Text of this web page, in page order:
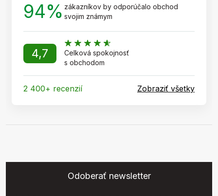
94% zákazníkov by odporúčalo obchod
svojim známym
4,7
Celková spokojnosť
s obchodom
2 400+ recenzií Zobraziť všetky
Odoberať newsletter